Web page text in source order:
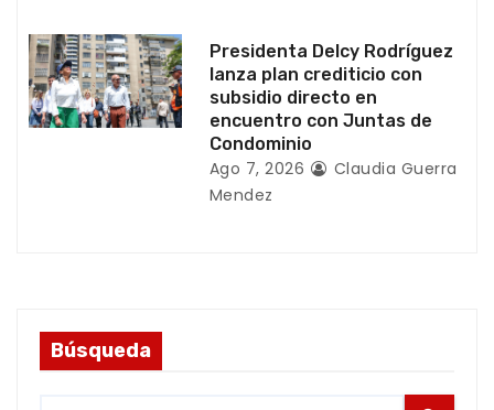
Presidenta Delcy Rodríguez
lanza plan crediticio con
subsidio directo en
encuentro con Juntas de
Condominio
Ago 7, 2026
Claudia Guerra
Mendez
Búsqueda